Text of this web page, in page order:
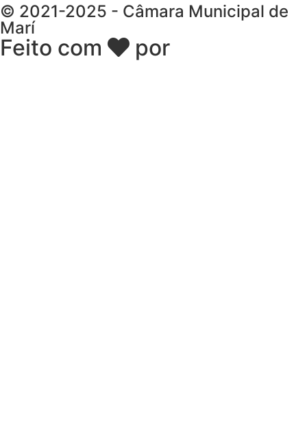
© 2021-2025 - Câmara Municipal de
Marí
Feito com por
Soluções em Transparência